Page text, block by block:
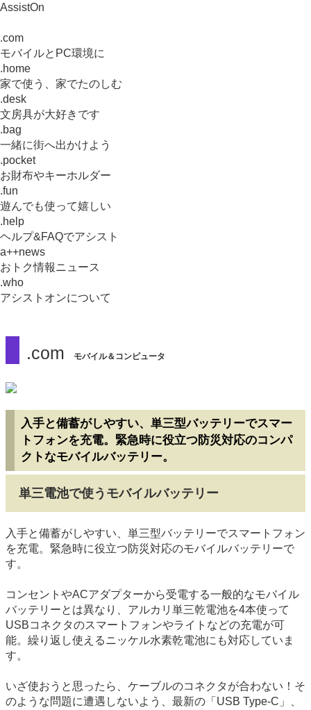
.com モバイル＆コンピュータ
入手と備蓄がしやすい、単三型バッテリーでスマー
トフォンを充電。緊急時に役立つ防災対応のコンパ
クトなモバイルバッテリー。
単三電池で使うモバイルバッテリー
入手と備蓄がしやすい、単三型バッテリーでスマートフォン
を充電。緊急時に役立つ防災対応のモバイルバッテリーで
す。
コンセントやACアダプターから受電する一般的なモバイル
バッテリーとは異なり、アルカリ単三乾電池を4本使って
USBコネクタのスマートフォンやライトなどの充電が可
能。繰り返し使えるニッケル水素乾電池にも対応していま
す。
いざ使おうと思ったら、ケーブルのコネクタが合わない！そ
のような問題に遭遇しないよう、最新の「USB Type-C」、
AssistOn
.com
モバイルとPC環境に
.home
家で使う、家でたのしむ
.desk
文房具が大好きです
.bag
一緒に街へ出かけよう
.pocket
お財布やキーホルダー
.fun
遊んでも使って嬉しい
.help
ヘルプ&FAQでアシスト
a++news
おトク情報ニュース
.who
アシストオンについて